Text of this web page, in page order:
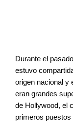
Durante el
estuvo
origen nacional y
eran grandes
de Hollywood, el
primeros
Agenda